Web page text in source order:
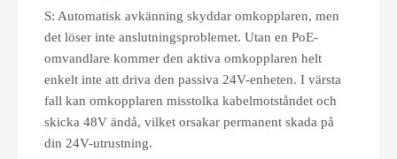
S: Automatisk avkänning skyddar omkopplaren, men
det löser inte anslutningsproblemet. Utan en PoE-
omvandlare kommer den aktiva omkopplaren helt
enkelt inte att driva den passiva 24V-enheten. I värsta
fall kan omkopplaren misstolka kabelmotståndet och
skicka 48V ändå, vilket orsakar permanent skada på
din 24V-utrustning.